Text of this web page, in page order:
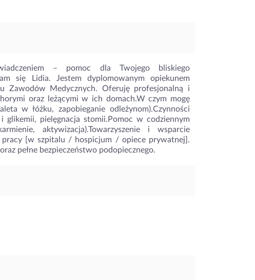
– pomoc dla Twojego bliskiego
się Lidia. Jestem dyplomowanym opiekunem
Zawodów Medycznych. Oferuję profesjonalną i
oraz leżącymi w ich domach.W czym mogę
w łóżku, zapobieganie odleżynom).Czynności
pielęgnacja stomii.Pomoc w codziennym
aktywizacja).Towarzyszenie i wsparcie
pracy [w szpitalu / hospicjum / opiece prywatnej].
pełne bezpieczeństwo podopiecznego.